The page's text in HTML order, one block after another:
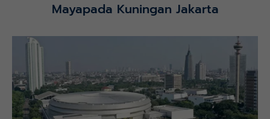
Mayapada Kuningan Jakarta
Lihat Detail Proyek